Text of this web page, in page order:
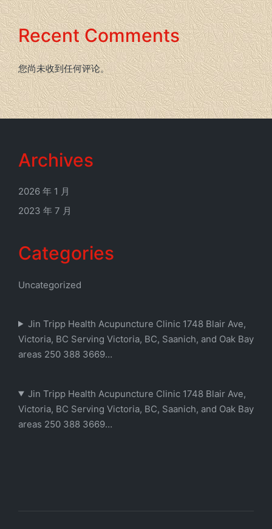
Recent Comments
您尚未收到任何评论。
Archives
2026 年 1 月
2023 年 7 月
Categories
Uncategorized
Jin Tripp Health Acupuncture Clinic 1748 Blair Ave,
Victoria, BC Serving Victoria, BC, Saanich, and Oak Bay
areas 250 388 3669…
Jin Tripp Health Acupuncture Clinic 1748 Blair Ave,
Victoria, BC Serving Victoria, BC, Saanich, and Oak Bay
areas 250 388 3669…